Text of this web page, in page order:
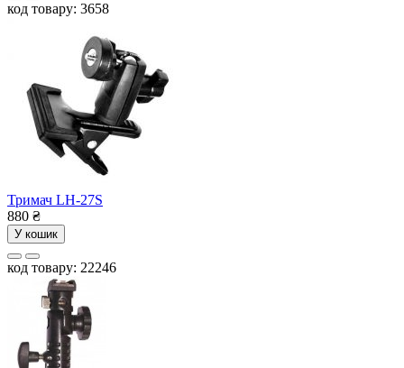
код товару: 3658
Тримач LH-27S
880 ₴
У кошик
код товару: 22246